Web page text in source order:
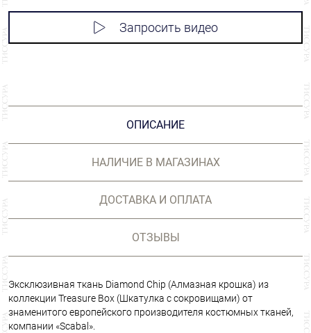
Запросить видео
ОПИСАНИЕ
НАЛИЧИЕ В МАГАЗИНАХ
ДОСТАВКА И ОПЛАТА
ОТЗЫВЫ
Эксклюзивная ткань Diamond Chip (Алмазная крошка) из
коллекции Treasure Box (Шкатулка с сокровищами) от
знаменитого европейского производителя костюмных тканей,
компании «Scabal».